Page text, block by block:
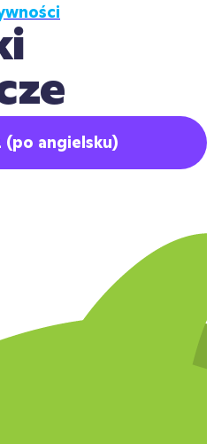
(po angielsku)